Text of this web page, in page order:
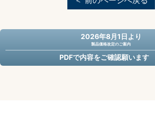
2026年8月1日より
製品価格改定のご案内
PDFで内容をご確認願います